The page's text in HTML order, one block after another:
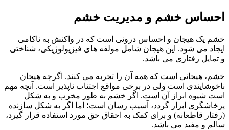
خشم و مدیریت خشم
یک هیجان و احساس درونی است که در واکنش به ناکامی
می شود. این هیجان شامل مولفه های فیزیولوژیکی، شناختی
رفتاری می باشد.
هیجانی است که همه آن را تجربه می کنند. اگرچه هیجان
است ولی در برخی مواقع اجتناب ناپذیر است. آنچه مهم
شیوه ابراز آن است. اگر خشم به طور مخرب و به شکل
ابراز گردد، آسیب رسان است؛ اما اگر به شکل سازنده
قاطعانه) و برای کمک به احقاق حق مورد استفاده قرار گیرد،
و مفید می باشد.